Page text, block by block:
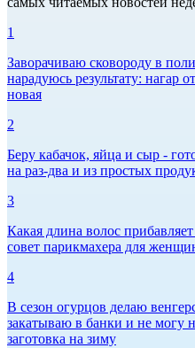
1
Заворачиваю сковороду в
нарадуюсь результату: нагар
новая
2
Беру кабачок, яйца и сыр -
на раз-два и из простых
3
Какая длина волос
совет парикмахера для
4
В сезон огурцов делаю
закатываю в банки и не могу
заготовка на зиму